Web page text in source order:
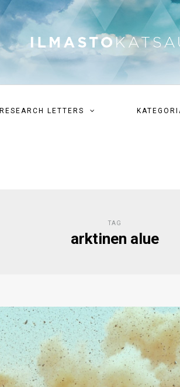
RESEARCH LETTERS
TAG
arktinen alue